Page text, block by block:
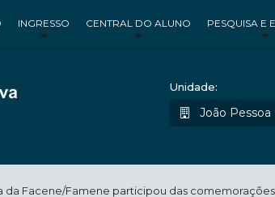
INGRESSO CENTRAL DO ALUNO PESQUISA E
Unidade:
João Pessoa
da Facene/Famene participou das